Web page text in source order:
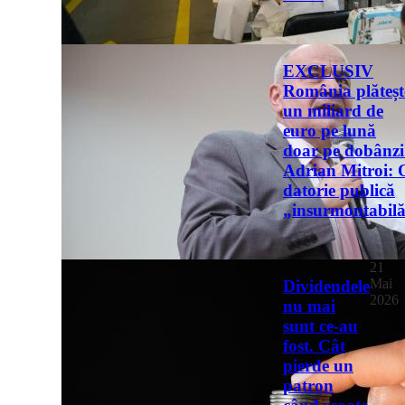
EXCLUSIV
România
un miliard de
euro pe lună
doar pe
Adrian Mitroi:
datorie publică
Dividendele
nu mai
sunt ce-au
fost. Cât
pierde un
patron
21
Mai
2026